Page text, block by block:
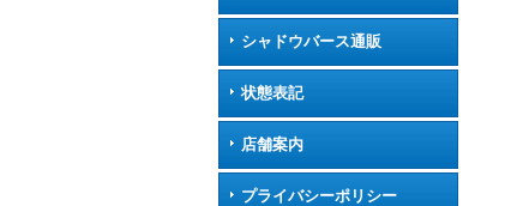
シャドウバース通販
状態表記
店舗案内
プライバシーポリシー